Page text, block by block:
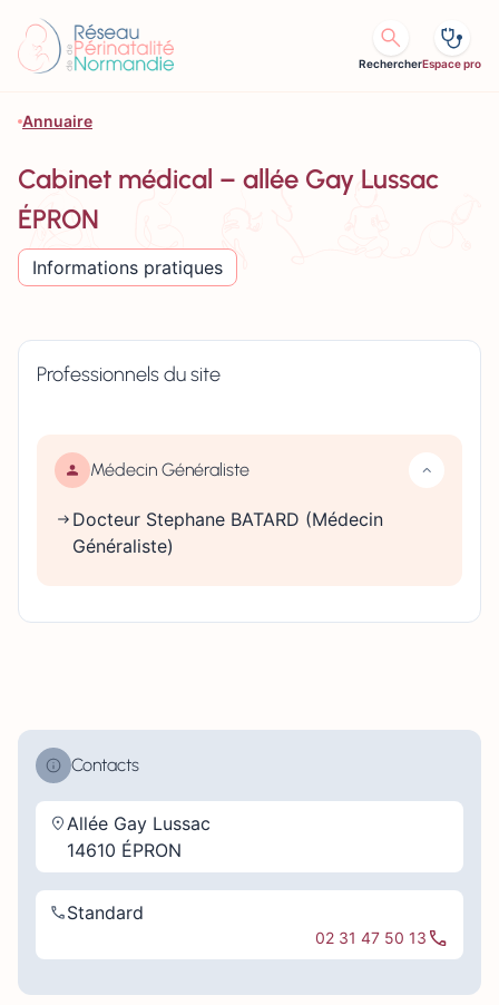
RechercherEspace pro
Annuaire
Cabinet médical – allée Gay Lussac
ÉPRON
Informations pratiques
Professionnels du site
Médecin Généraliste
Docteur Stephane BATARD (Médecin
Généraliste)
Contacts
Allée Gay Lussac
14610 ÉPRON
Standard
02 31 47 50 13